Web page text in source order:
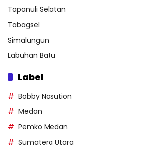
Tapanuli Selatan
Tabagsel
Simalungun
Labuhan Batu
Label
Bobby Nasution
Medan
Pemko Medan
Sumatera Utara